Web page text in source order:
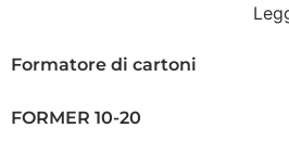
Formatore di cartoni
FORMER 10-20